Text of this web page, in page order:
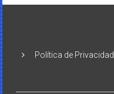
Política de Privacidad